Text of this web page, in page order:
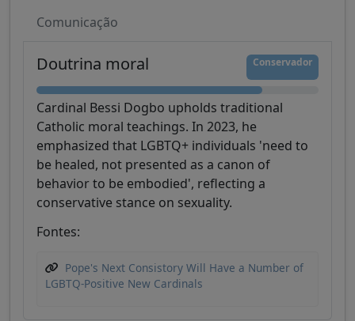
Comunicação
Doutrina moral Conservador
Cardinal Bessi Dogbo upholds traditional
Catholic moral teachings. In 2023, he
emphasized that LGBTQ+ individuals 'need to
be healed, not presented as a canon of
behavior to be embodied', reflecting a
conservative stance on sexuality.
Fontes:
Pope's Next Consistory Will Have a Number of
LGBTQ-Positive New Cardinals